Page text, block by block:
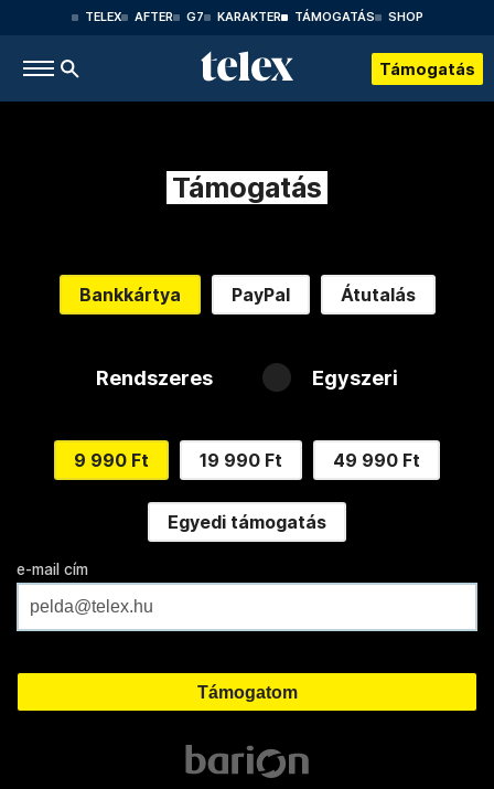
TELEX AFTER G7 KARAKTER TÁMOGATÁS SHOP
Támogatás
Támogatás
Bankkártya PayPal Átutalás
Rendszeres Egyszeri
9 990 Ft 19 990 Ft 49 990 Ft
Egyedi támogatás
e-mail cím